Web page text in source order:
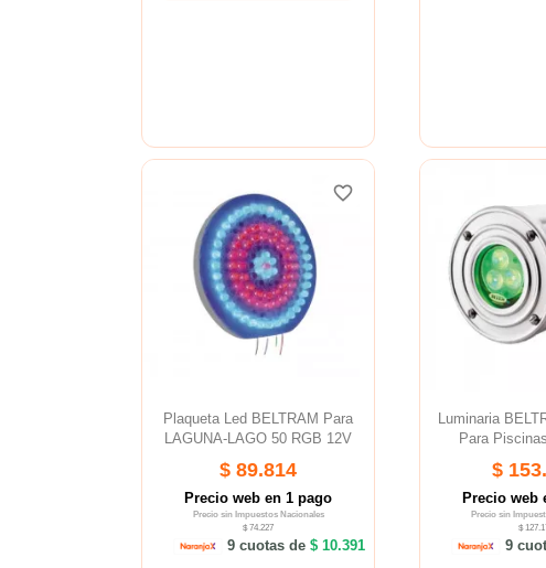
Plaqueta Led BELTRAM Para
LAGUNA-LAGO 50 RGB 12V
$ 89.814
Precio web en 1 pago
Precio sin Impuestos Nacionales
$ 74.227
9 cuotas de $ 10.391
favorite_border
favorite_border
Luminaria
Para
$
Precio web
Precio sin
$
9